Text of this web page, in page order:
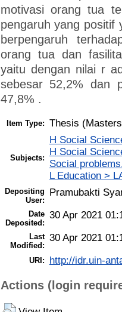
motivasi orang tua
pengaruh yang positif
berpengaruh
orang tua dan
yaitu dengan nilai r
sebesar 52,2% dan
47,8% .
Item Type: Thesis
Subjects:
H Social
H Social
Social
L Education >
Depositing
User:
Pramubakti
Date
Deposited:
30 Apr 2021
Last
Modified:
30 Apr 2021
URI: http://idr.uin-
Actions (login